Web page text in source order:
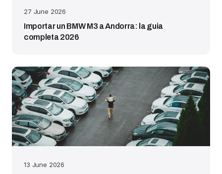
27 June 2026
Importar un BMW M3 a Andorra: la guia
completa 2026
13 June 2026